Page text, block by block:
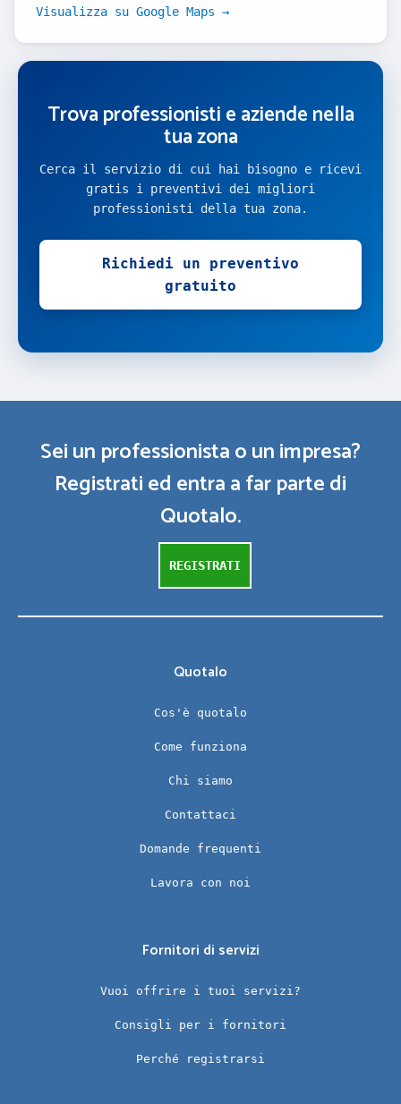
Visualizza su Google Maps →
Trova professionisti e aziende nella
tua zona
Cerca il servizio di cui hai bisogno e ricevi
gratis i preventivi dei migliori
professionisti della tua zona.
Richiedi un preventivo
gratuito
Sei un professionista o un impresa?
Registrati ed entra a far parte di
Quotalo.
REGISTRATI
Quotalo
Cos'è quotalo
Come funziona
Chi siamo
Contattaci
Domande frequenti
Lavora con noi
Fornitori di servizi
Vuoi offrire i tuoi servizi?
Consigli per i fornitori
Perché registrarsi